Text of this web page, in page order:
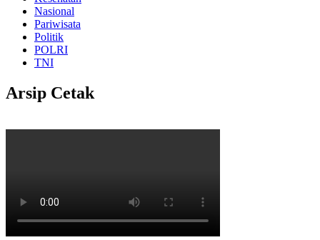
Nasional
Pariwisata
Politik
POLRI
TNI
Arsip Cetak